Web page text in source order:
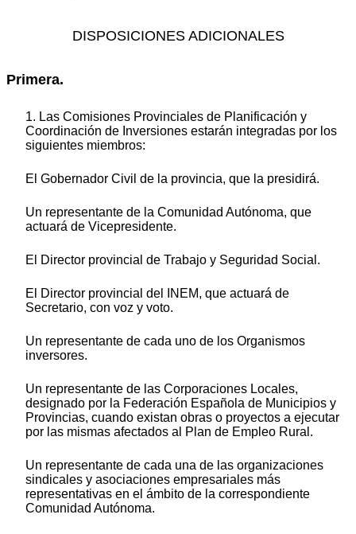
DISPOSICIONES ADICIONALES
Primera.
1. Las Comisiones Provinciales de Planificación y
Coordinación de Inversiones estarán integradas por los
siguientes miembros:
El Gobernador Civil de la provincia, que la presidirá.
Un representante de la Comunidad Autónoma, que
actuará de Vicepresidente.
El Director provincial de Trabajo y Seguridad Social.
El Director provincial del INEM, que actuará de
Secretario, con voz y voto.
Un representante de cada uno de los Organismos
inversores.
Un representante de las Corporaciones Locales,
designado por la Federación Española de Municipios y
Provincias, cuando existan obras o proyectos a ejecutar
por las mismas afectados al Plan de Empleo Rural.
Un representante de cada una de las organizaciones
sindicales y asociaciones empresariales más
representativas en el ámbito de la correspondiente
Comunidad Autónoma.